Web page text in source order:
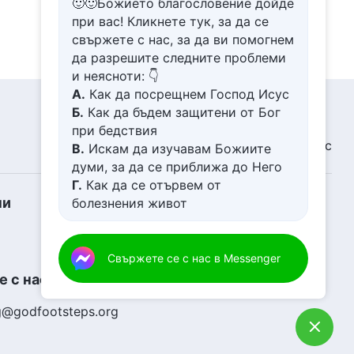
46:09
сегмент
52:22
Словото Божие
„Отговорностите на водачите
и работниците (8)“ Трети
сегмент
Словото Божие
„Отговорностите на водачите
и работниците (8)“ Четвърти
сегмент
56:13
сегмент
Словото Божие
„Отговорностите на водачите
Свидетелства Новини За нас
с нас
🙂🙂Божието благословение дойде
при вас! Кликнете тук, за да се
свържете с нас, за да ви помогнем
да разрешите следните проблеми
и неясноти: 👇
А. Как да посрещнем Господ Исус
Б. Как да бъдем защитени от Бог
при бедствия
В. Искам да изучавам Божиите
думи, за да се приближа до Него
Г. Как да се отървем от
болезнения живот
Свържете се с нас в Messenger